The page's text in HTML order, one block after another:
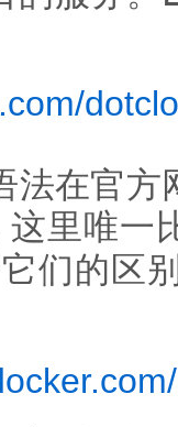
法在官方
里唯一
们的区